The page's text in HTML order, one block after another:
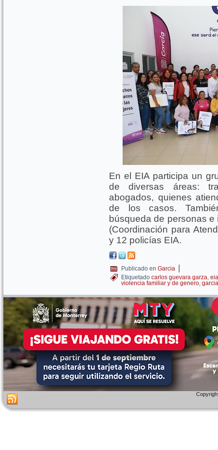
En el EIA participa un
de diversas áreas:
abogados, quienes
de los casos.
búsqueda de personas
(Coordinación para
y 12 policías EIA.
Publicado en Garcia |
Etiquetado carlos guevara garza, eia
violencia familiar y de genero, garcia